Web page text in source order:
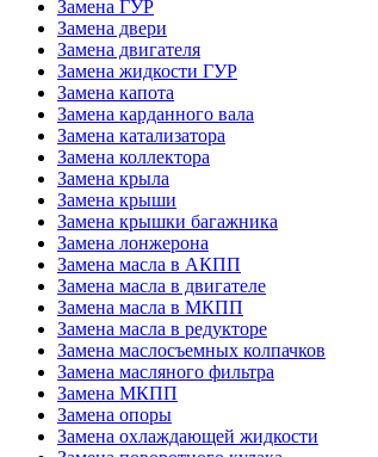
Замена ГУР
Замена двери
Замена двигателя
Замена жидкости ГУР
Замена капота
Замена карданного вала
Замена катализатора
Замена коллектора
Замена крыла
Замена крыши
Замена крышки багажника
Замена лонжерона
Замена масла в АКПП
Замена масла в двигателе
Замена масла в МКПП
Замена масла в редукторе
Замена маслосъемных колпачков
Замена масляного фильтра
Замена МКПП
Замена опоры
Замена охлаждающей жидкости